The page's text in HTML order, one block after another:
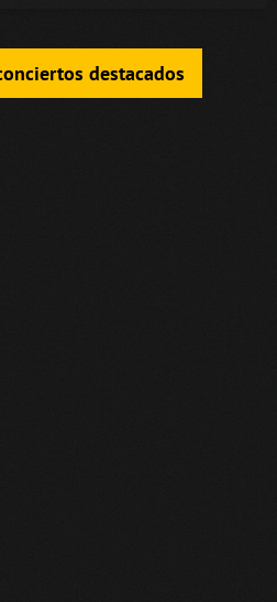
destacados